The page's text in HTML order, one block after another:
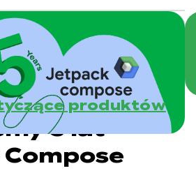
produktów
5 lat